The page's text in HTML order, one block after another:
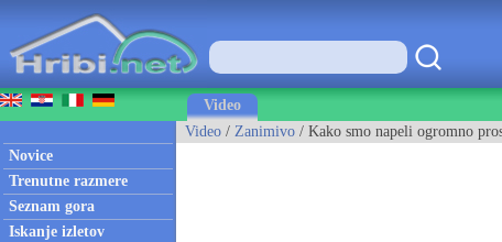
Video
Novice
Trenutne razmere
Seznam gora
Iskanje izletov
Video / Zanimivo / Kako smo napeli ogromno